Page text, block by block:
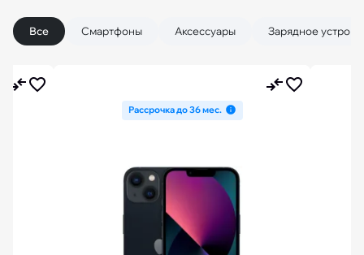
Все Смартфоны Аксессуары Зарядное
Рассрочка до 36 мес.